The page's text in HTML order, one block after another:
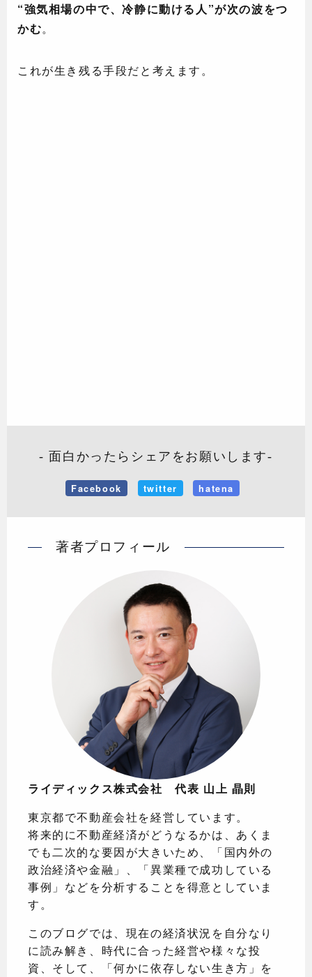
“強気相場の中で、冷静に動ける人”が次の波をつ
かむ。
これが生き残る手段だと考えます。
- 面白かったらシェアをお願いします-
Facebook twitter hatena
著者プロフィール
ライディックス株式会社 代表 山上 晶則
東京都で不動産会社を経営しています。
将来的に不動産経済がどうなるかは、あくま
でも二次的な要因が大きいため、「国内外の
政治経済や金融」、「異業種で成功している
事例」などを分析することを得意としていま
す。
このブログでは、現在の経済状況を自分なり
に読み解き、時代に合った経営や様々な投
資、そして、「何かに依存しない生き方」を